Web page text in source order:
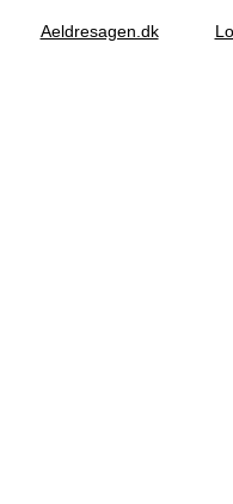
Aeldresagen.dk